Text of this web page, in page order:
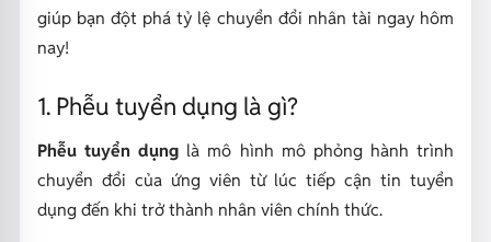
giúp bạn đột phá tỷ lệ chuyển đổi nhân tài ngay hôm
nay!
1. Phễu tuyển dụng là gì?
Phễu tuyển dụng là mô hình mô phỏng hành trình
chuyển đổi của ứng viên từ lúc tiếp cận tin tuyển
dụng đến khi trở thành nhân viên chính thức.